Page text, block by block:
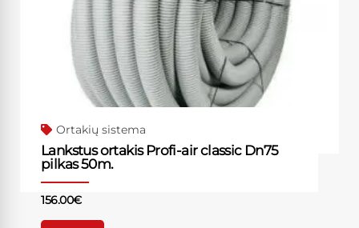
Ortakių sistema
Lankstus ortakis Profi-air classic Dn75
pilkas 50m.
156.00€